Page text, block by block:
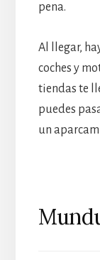
pena.
Al llegar,
coches y
tiendas te
puedes
un